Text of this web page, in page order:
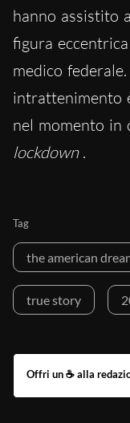
hanno assistito
figura
medico
intrattenimento
nel momento in
lockdown .
Tag
the american
true story